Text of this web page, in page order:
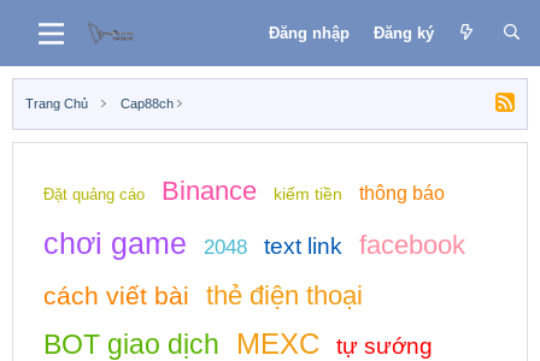
Đăng nhập Đăng ký
Trang Chủ Cap88ch
Đặt quảng cáo Binance kiếm tiền thông báo
chơi game 2048 text link facebook
cách viết bài thẻ điện thoại
BOT giao dịch MEXC tự sướng